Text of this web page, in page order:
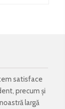
satisface
precum și
largă